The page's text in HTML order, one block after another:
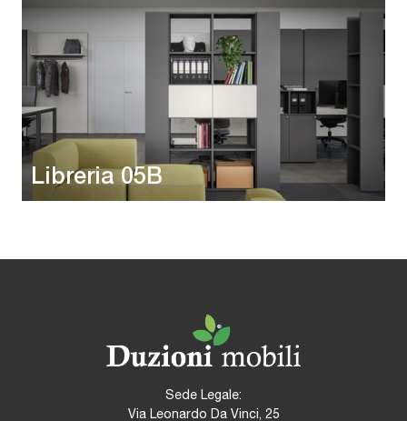
Libreria 05B
Sede Legale:
Via Leonardo Da Vinci, 25